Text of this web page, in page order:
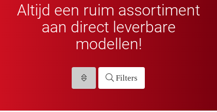
Altijd een ruim assortiment
aan direct leverbare
modellen!
Filters